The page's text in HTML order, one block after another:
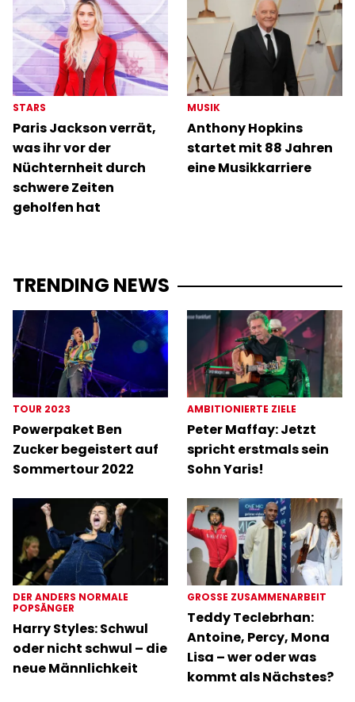
STARS
Paris Jackson verrät,
was ihr vor der
Nüchternheit durch
schwere Zeiten
geholfen hat
MUSIK
Anthony Hopkins
startet mit 88 Jahren
eine Musikkarriere
TRENDING NEWS
TOUR 2023
Powerpaket Ben
Zucker begeistert auf
Sommertour 2022
AMBITIONIERTE ZIELE
Peter Maffay: Jetzt
spricht erstmals sein
Sohn Yaris!
DER ANDERS NORMALE
POPSÄNGER
Harry Styles: Schwul
oder nicht schwul – die
neue Männlichkeit
GROSSE ZUSAMMENARBEIT
Teddy Teclebrhan:
Antoine, Percy, Mona
Lisa – wer oder was
kommt als Nächstes?